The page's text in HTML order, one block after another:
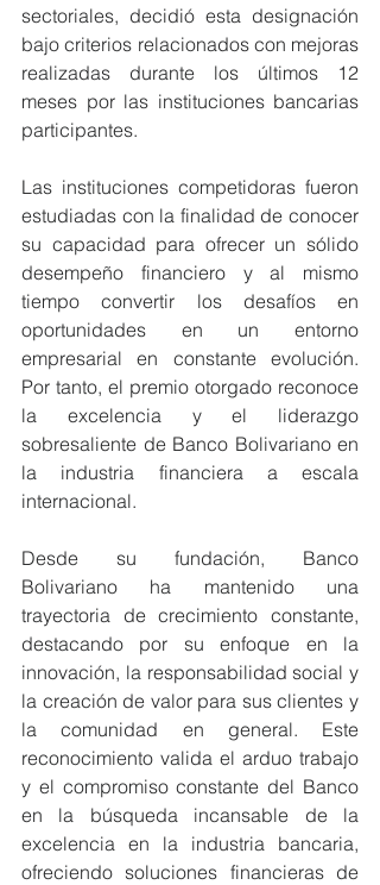
sectoriales, decidió esta designación
bajo criterios relacionados con mejoras
realizadas durante los últimos 12
meses por las instituciones bancarias
participantes.
Las instituciones competidoras fueron
estudiadas con la finalidad de conocer
su capacidad para ofrecer un sólido
desempeño financiero y al mismo
tiempo convertir los desafíos en
oportunidades en un entorno
empresarial en constante evolución.
Por tanto, el premio otorgado reconoce
la excelencia y el liderazgo
sobresaliente de Banco Bolivariano en
la industria financiera a escala
internacional.
Desde su fundación, Banco
Bolivariano ha mantenido una
trayectoria de crecimiento constante,
destacando por su enfoque en la
innovación, la responsabilidad social y
la creación de valor para sus clientes y
la comunidad en general. Este
reconocimiento valida el arduo trabajo
y el compromiso constante del Banco
en la búsqueda incansable de la
excelencia en la industria bancaria,
ofreciendo soluciones financieras de